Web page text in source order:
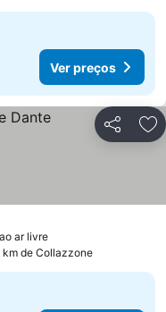
Ver preços
Partilhar
ar livre
km de Collazzone